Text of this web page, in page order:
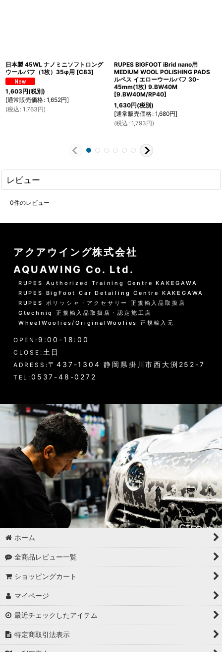
日本製 45WL ナノミニソフトロング
ウールバフ（1枚）35φ用 [C83]
1,603円(税別)
[通常販売価格: 1,652円]
(税込 : 1,763円)
RUPES BIGFOOT iBrid nano用
MEDIUM WOOL POLISHING PADS
ルペス イエローウールバフ 30-
45mm(1枚) 9.BW40M
[9.BW40M/RP40]
1,630円(税別)
[通常販売価格: 1,680円]
(税込 : 1,793円)
レビュー
0件のレビュー
アクアウイング株式会社
AQUAWING Co. Ltd.
RUPES Authorized Training Centre KAKEGAWA
RUPES BigFoot Car Detailing Centre KAKEGAWA
RUPES ポリッシャ・アクセサリー 正規輸入品取扱店
Gtechniq 正規輸入品取扱店・認定施工店
WheelWoolies/OriginalWoolies 正規輸入元
OPEN: 9:00-18:00
CLOSE: 土日
ADRESS: 〒437-1304 静岡県掛川市西大渕252-7
TEL: 0537-48-0272
ホーム
全商品レビュー一覧
ショッピングカート
マイページ
最近チェックしたアイテム
特定商取引法表示